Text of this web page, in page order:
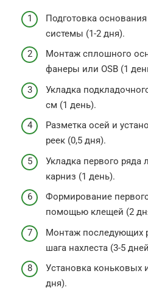
Подготовка
системы (1-2 дня).
Монтаж сплошного
фанеры или OSB (1
Укладка
см (1 день).
Разметка осей и
реек (0,5 дня).
Укладка первого ряда
карниз (1 день).
Формирование
помощью клещей (2
Монтаж последующих
шага нахлеста (3-5
Установка коньковых
дня).